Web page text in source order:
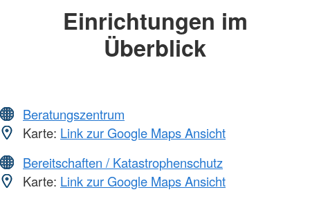
Einrichtungen im
Überblick
Beratungszentrum
Karte: Link zur Google Maps Ansicht
Bereitschaften / Katastrophenschutz
Karte: Link zur Google Maps Ansicht